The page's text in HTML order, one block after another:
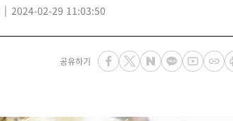
2024-02-29 11:03:50
공유하기